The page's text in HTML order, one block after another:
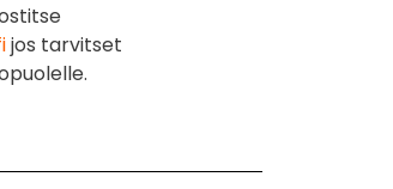
jos tarvitset